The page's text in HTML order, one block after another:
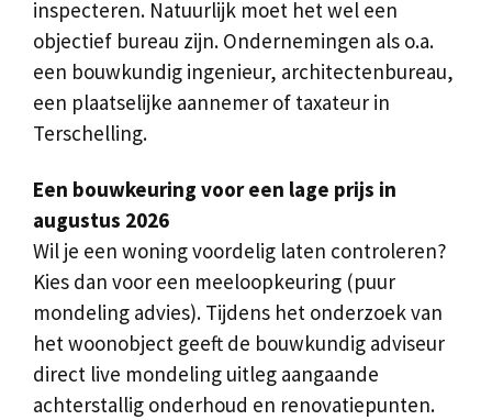
inspecteren. Natuurlijk moet het wel een
objectief bureau zijn. Ondernemingen als o.a.
een bouwkundig ingenieur, architectenbureau,
een plaatselijke aannemer of taxateur in
Terschelling.
Een bouwkeuring voor een lage prijs in
augustus 2026
Wil je een woning voordelig laten controleren?
Kies dan voor een meeloopkeuring (puur
mondeling advies). Tijdens het onderzoek van
het woonobject geeft de bouwkundig adviseur
direct live mondeling uitleg aangaande
achterstallig onderhoud en renovatiepunten.